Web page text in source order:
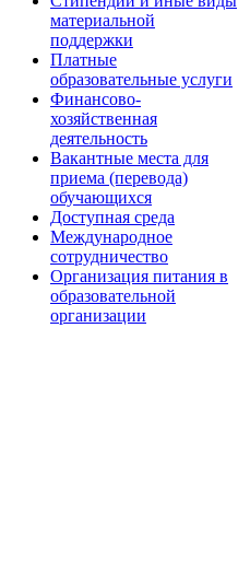
материальной
поддержки
Платные
образовательные услуги
Финансово-
хозяйственная
деятельность
Вакантные места для
приема (перевода)
обучающихся
Доступная среда
Международное
сотрудничество
Организация питания в
образовательной
организации